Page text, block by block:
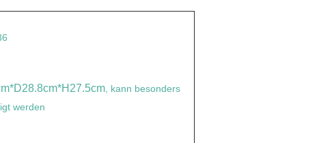
, kann besonders
werden